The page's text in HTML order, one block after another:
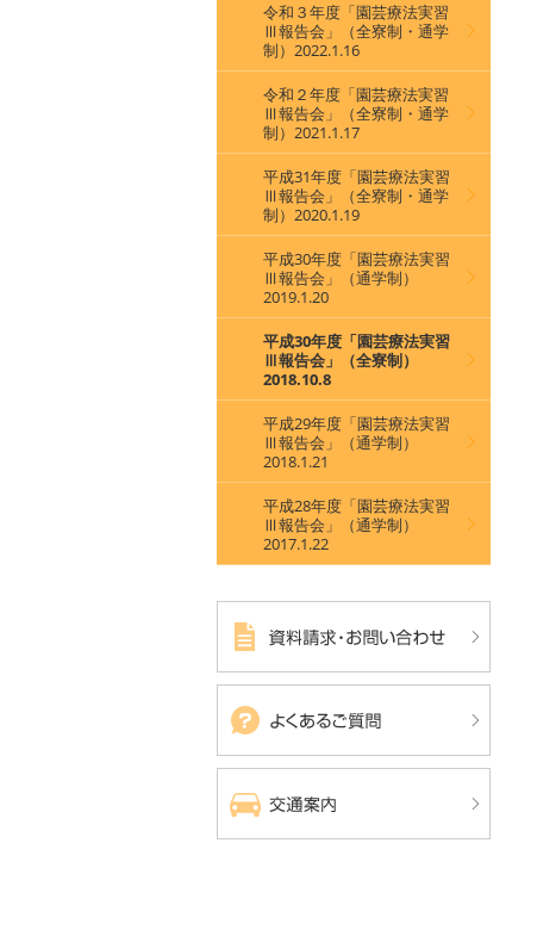
令和３年度「園芸療法実習
Ⅲ報告会」（全寮制・通学
制）2022.1.16
令和２年度「園芸療法実習
Ⅲ報告会」（全寮制・通学
制）2021.1.17
平成31年度「園芸療法実習
Ⅲ報告会」（全寮制・通学
制）2020.1.19
平成30年度「園芸療法実習
Ⅲ報告会」（通学制）
2019.1.20
平成30年度「園芸療法実習
Ⅲ報告会」（全寮制）
2018.10.8
平成29年度「園芸療法実習
Ⅲ報告会」（通学制）
2018.1.21
平成28年度「園芸療法実習
Ⅲ報告会」（通学制）
2017.1.22